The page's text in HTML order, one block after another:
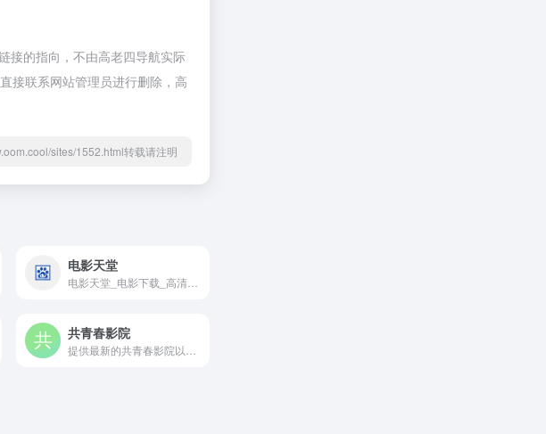
接的指向，不由高老四导航实际
接联系网站管理员进行删除，高
sites/1552.html转载请注明
电影天堂
共青春影院